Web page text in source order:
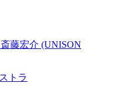
藤宏介 (UNISON
トラ